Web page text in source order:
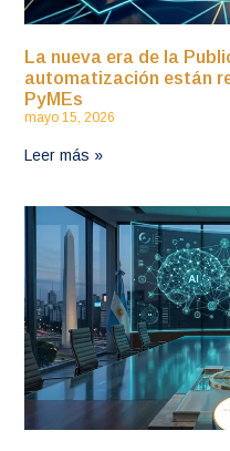
La nueva era de la
automatización están
PyMEs
mayo 15, 2026
Leer más »